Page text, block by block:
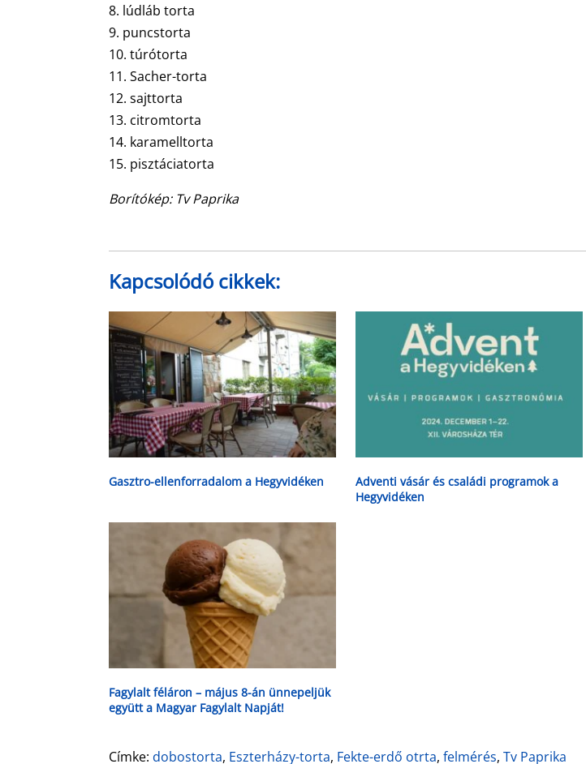
8. lúdláb torta
9. puncstorta
10. túrótorta
11. Sacher-torta
12. sajttorta
13. citromtorta
14. karamelltorta
15. pisztáciatorta
Borítókép: Tv Paprika
Kapcsolódó cikkek:
Gasztro-ellenforradalom a Hegyvidéken
Adventi vásár és családi programok a
Hegyvidéken
Fagylalt féláron – május 8-án ünnepeljük
együtt a Magyar Fagylalt Napját!
Címke:dobostorta, Eszterházy-torta, Fekte-erdő otrta,felmérés,Tv Paprika